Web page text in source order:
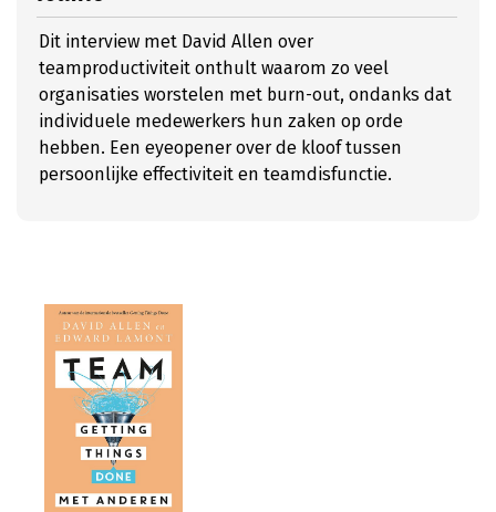
Dit interview met David Allen over
teamproductiviteit onthult waarom zo veel
organisaties worstelen met burn-out, ondanks dat
individuele medewerkers hun zaken op orde
hebben. Een eyeopener over de kloof tussen
persoonlijke effectiviteit en teamdisfunctie.